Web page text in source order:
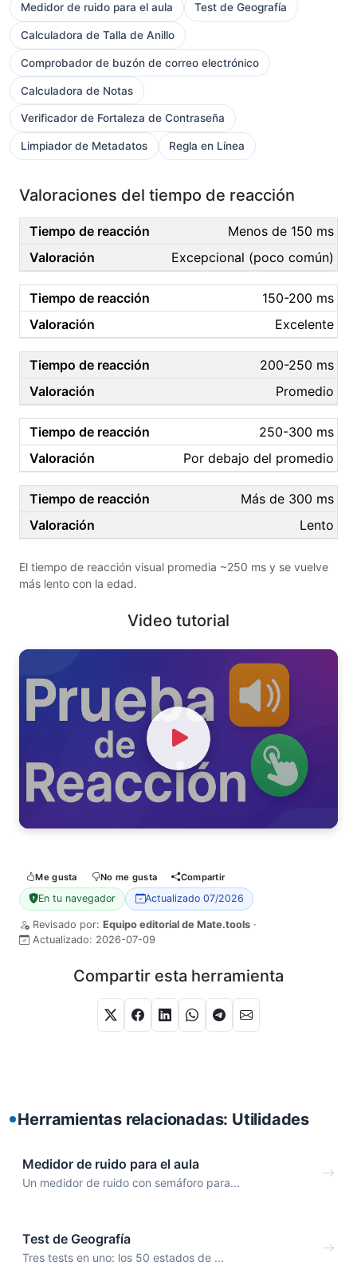
Medidor de ruido para el aula Test de Geografía
Calculadora de Talla de Anillo
Comprobador de buzón de correo electrónico
Calculadora de Notas
Verificador de Fortaleza de Contraseña
Limpiador de Metadatos Regla en Línea
Valoraciones del tiempo de reacción
Menos de 150 ms
Excepcional (poco común)
150-200 ms
Excelente
200-250 ms
Promedio
250-300 ms
Por debajo del promedio
Más de 300 ms
Lento
El tiempo de reacción visual promedia ~250 ms y se vuelve
más lento con la edad.
Video tutorial
Watch Video
Me gusta No me gusta Compartir
En tu navegador Actualizado 07/2026
Revisado por: Equipo editorial de Mate.tools ·
Actualizado: 2026-07-09
Compartir esta herramienta
Herramientas relacionadas: Utilidades
Medidor de ruido para el aula
Un medidor de ruido con semáforo para...
Test de Geografía
Tres tests en uno: los 50 estados de ...